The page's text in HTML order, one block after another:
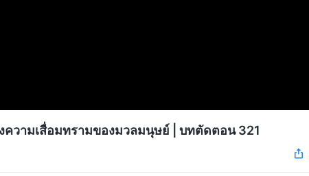
ความเสื่อมทรามของมวลมนุษย์ | บทตัดตอน 321